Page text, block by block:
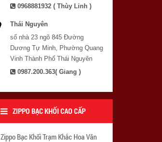
0968881932 ( Thùy Linh )
Thái Nguyên
số nhà 23 ngõ 845 Đường
Dương Tự Minh, Phường Quang
Vinh Thành Phố Thái Nguyên
0987.200.363( Giang )
ZIPPO BẠC KHỐI CAO CẤP
Zippo Bạc Khối Trạm Khắc Hoa Văn